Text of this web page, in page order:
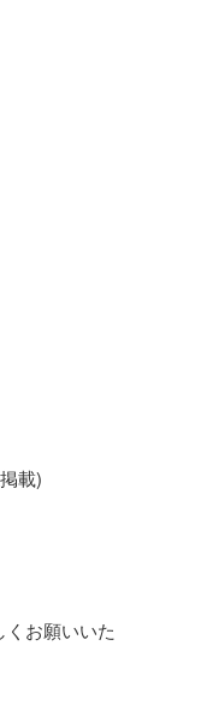
載)
お願いいた